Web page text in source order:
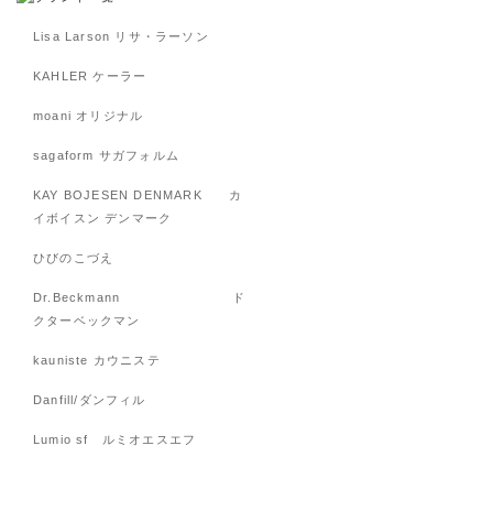
Lisa Larson リサ・ラーソン
KAHLER ケーラー
moani オリジナル
sagaform サガフォルム
KAY BOJESEN DENMARK カ
イボイスン デンマーク
ひびのこづえ
Dr.Beckmann ド
クターベックマン
kauniste カウニステ
Danfill/ダンフィル
Lumio sf ルミオエスエフ